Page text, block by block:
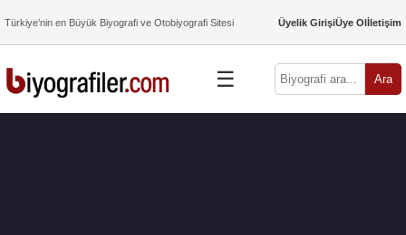
Türkiye’nin en Büyük Biyografi ve Otobiyografi Sitesi Üyelik GirişiÜye Olİletişim
☰ Ara